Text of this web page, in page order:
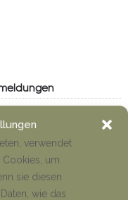
verwendet
um
sie diesen
wie das